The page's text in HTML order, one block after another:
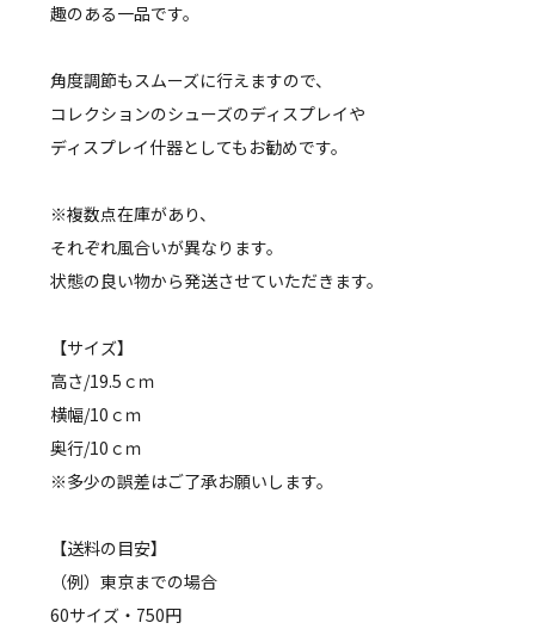
趣のある一品です。
角度調節もスムーズに行えますので、
コレクションのシューズのディスプレイや
ディスプレイ什器としてもお勧めです。
※複数点在庫があり、
それぞれ風合いが異なります。
状態の良い物から発送させていただきます。
【サイズ】
高さ/19.5ｃｍ
横幅/10ｃｍ
奥行/10ｃｍ
※多少の誤差はご了承お願いします。
【送料の目安】
（例）東京までの場合
60サイズ・750円